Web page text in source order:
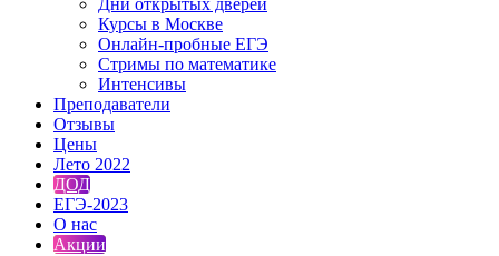
Дни открытых дверей
Курсы в Москве
Онлайн-пробные ЕГЭ
Стримы по математике
Интенсивы
Преподаватели
Отзывы
Цены
Лето 2022
ДОД
ЕГЭ-2023
О нас
Акции